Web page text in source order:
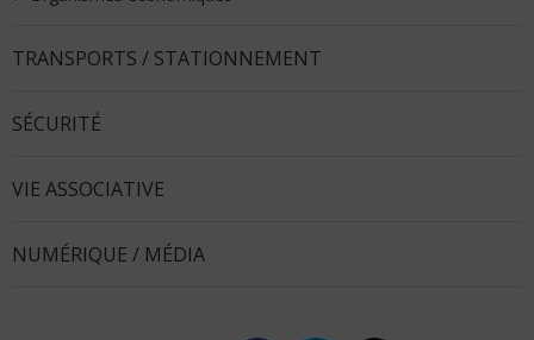
TRANSPORTS / STATIONNEMENT
SÉCURITÉ
VIE ASSOCIATIVE
NUMÉRIQUE / MÉDIA